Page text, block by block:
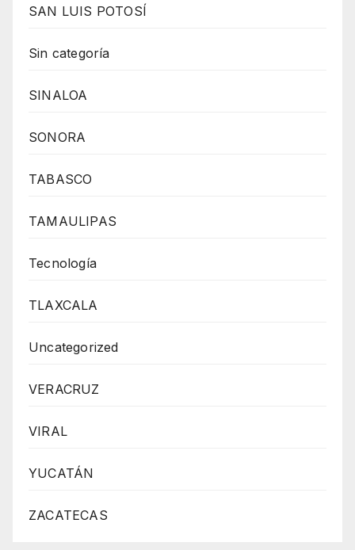
SAN LUIS POTOSÍ
Sin categoría
SINALOA
SONORA
TABASCO
TAMAULIPAS
Tecnología
TLAXCALA
Uncategorized
VERACRUZ
VIRAL
YUCATÁN
ZACATECAS